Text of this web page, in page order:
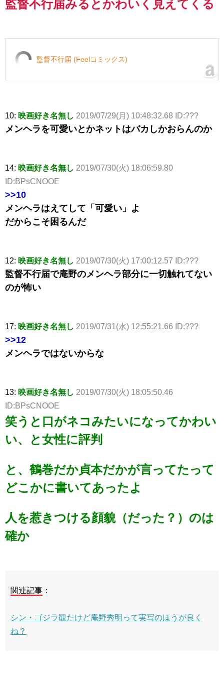
監督不行届みるとかわいく見えてくる
監督不行届 (Feelコミックス)
10: 映画好き名無し 2019/07/29(月) 10:48:32.68 ID:???
メンヘラを可愛いとかネットはバカしかおらんのか
14: 映画好き名無し 2019/07/30(火) 18:06:59.80
ID:BPsCNOOE
>>10
メンヘラはえてして「可愛い」よ
だからこそ困るんだ
12: 映画好き名無し 2019/07/30(火) 17:00:12.57 ID:???
監督不行届で庵野のメンヘラ部分に一切触れてない
のが怖い
17: 映画好き名無し 2019/07/31(水) 12:55:21.66 ID:???
>>12
メンヘラではないからな
13: 映画好き名無し 2019/07/30(火) 18:05:50.46
ID:BPsCNOOE
笑うと口がネコみたいになってかわい
い、と女性に評判
と、鶴巻だか貞本だかが言ってたって
どこかに書いてあったよ
人を惹きつける顔貌（だった？）のは
確か
関連記事 ：
シン・ゴジラ観たけど庵野秀明って実写のほうが良く
ね？